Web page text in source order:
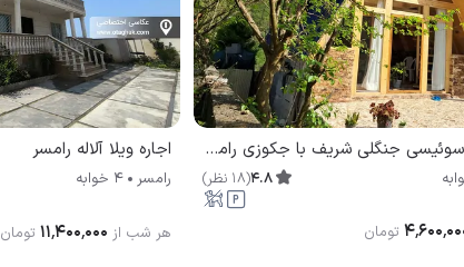
اجاره کلبه سوئیسی جنگلی شریف با جکوزی رامسر
4.8
(
18 نظر)
تومان
اجاره ویلا آلاله رامسر
رامسر 4 خوابه
هر شب از ۱۱٬۴۰۰٬۰۰۰ تومان